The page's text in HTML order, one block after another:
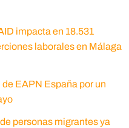
impacta en 18.531
laborales en Málaga
EAPN España por un
personas migrantes ya